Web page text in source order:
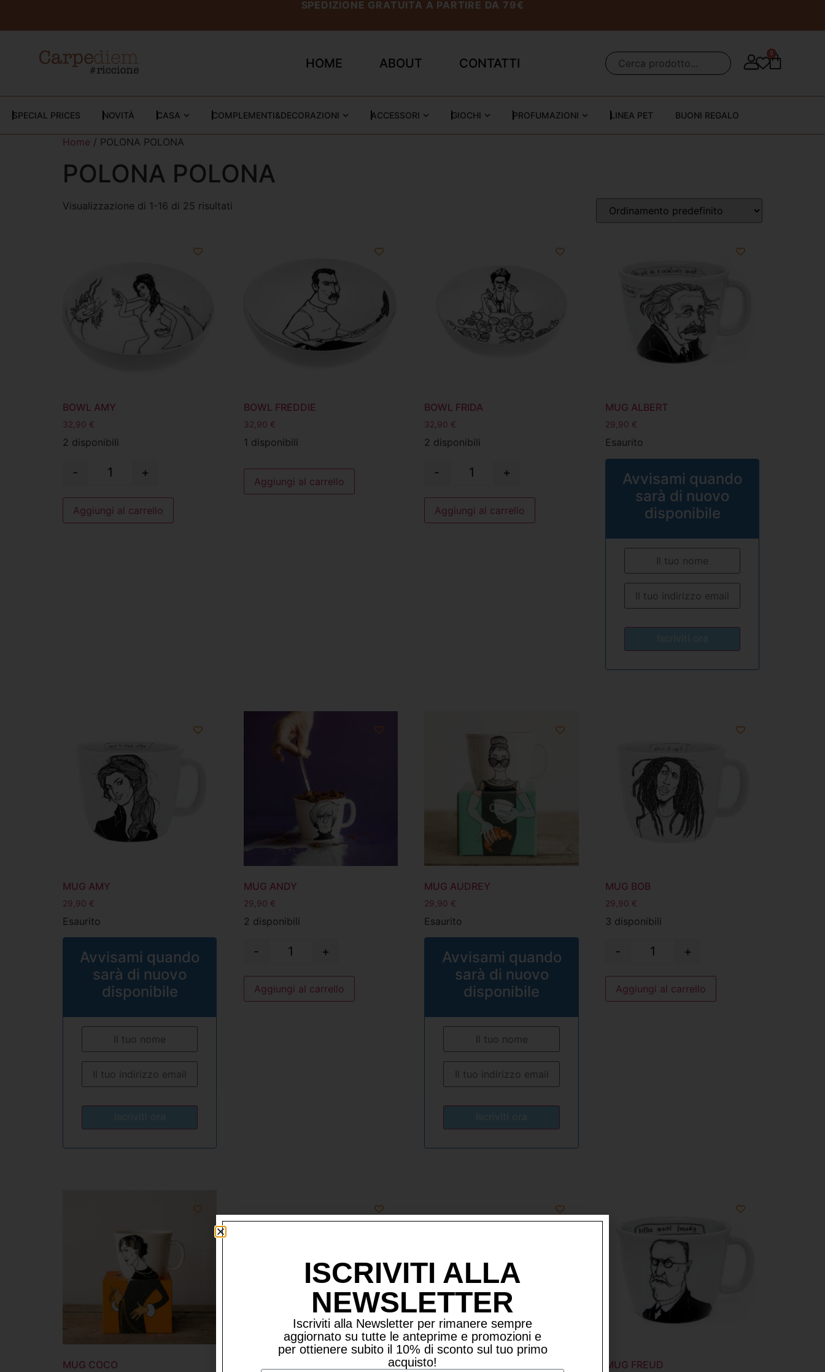
SPEDIZIONE GRATUITA A PARTIRE DA 79€
HOME ABOUT CONTATTI
0
SPECIAL PRICES NOVITÀ CASA COMPLEMENTI&DECORAZIONI ACCESSORI GIOCHI PROFUMAZIONI LINEA PET BUONI REGALO
Home / POLONA POLONA
POLONA POLONA
Visualizzazione di 1-16 di 25 risultati
BOWL AMY
32,90 €
2 disponibili
- +
Aggiungi al carrello
BOWL FREDDIE
32,90 €
1 disponibili
Aggiungi al carrello
BOWL FRIDA
32,90 €
2 disponibili
- +
Aggiungi al carrello
MUG ALBERT
29,90 €
Esaurito
Avvisami quando
sarà di nuovo
disponibile
MUG AMY
29,90 €
Esaurito
Avvisami quando
sarà di nuovo
disponibile
MUG ANDY
29,90 €
2 disponibili
- +
Aggiungi al carrello
MUG AUDREY
29,90 €
Esaurito
Avvisami quando
sarà di nuovo
disponibile
MUG BOB
29,90 €
3 disponibili
- +
Aggiungi al carrello
MUG COCO MUG FREDDIE MUG FREUD
ISCRIVITI ALLA
NEWSLETTER
Iscriviti alla Newsletter per rimanere sempre
aggiornato su tutte le anteprime e promozioni e
per ottienere subito il 10% di sconto sul tuo primo
acquisto!